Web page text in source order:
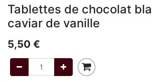
Tablettes de chocolat
caviar de vanille
5,50 €